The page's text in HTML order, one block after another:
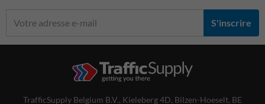
S'inscrire
TrafficSupply Belgium B.V., Kieleberg 4D, Bilzen-Hoeselt, BE